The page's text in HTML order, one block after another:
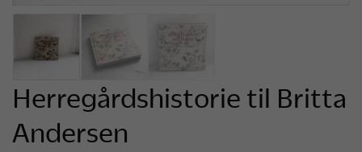
Herregårdshistorie til Britta
Andersen